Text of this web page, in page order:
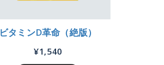
ビタミンD革命（絶版）
¥1,540